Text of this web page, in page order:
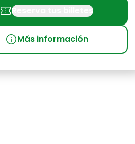
confirmation_numberReserva tus billetes
infoMás información